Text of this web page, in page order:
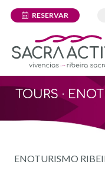
RESERVAR
TOURS ·
ENOTURISMO